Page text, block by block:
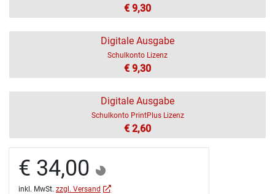
€ 9,30
Digitale Ausgabe
Schulkonto Lizenz
€ 9,30
Digitale Ausgabe
Schulkonto PrintPlus Lizenz
€ 2,60
€ 34,00
inkl. MwSt. zzgl. Versand